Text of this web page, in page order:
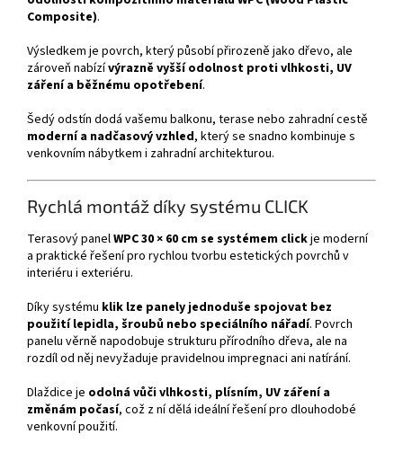
Composite).
Výsledkem je povrch, který působí přirozeně jako dřevo, ale
zároveň nabízívýrazně vyšší odolnost proti vlhkosti, UV
záření a běžnému opotřebení.
Šedý odstín dodá vašemu balkonu, terase nebo zahradní cestě
moderní a nadčasový vzhled, který se snadno kombinuje s
venkovním nábytkem i zahradní architekturou.
Rychlá montáž díky systému CLICK
Terasový panelWPC 30 × 60 cm se systémem clickje moderní
a praktické řešení pro rychlou tvorbu estetických povrchů v
interiéru i exteriéru.
Díky systému klik lze panely jednoduše spojovat bez
použití lepidla, šroubů nebo speciálního nářadí. Povrch
panelu věrně napodobuje strukturu přírodního dřeva, ale na
rozdíl od něj nevyžaduje pravidelnou impregnaci ani natírání.
Dlaždice je odolná vůči vlhkosti, plísním, UV záření a
změnám počasí, což z ní dělá ideální řešení pro dlouhodobé
venkovní použití.